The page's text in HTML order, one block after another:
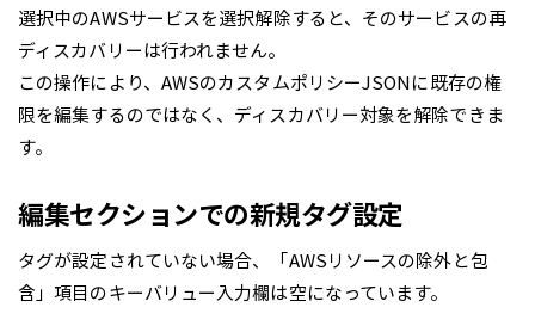
選択中のAWSサービスを選択解除すると、そのサービスの再
ディスカバリーは行われません。
この操作により、AWSのカスタムポリシーJSONに既存の権
限を編集するのではなく、ディスカバリー対象を解除できま
す。
編集セクションでの新規タグ設定
タグが設定されていない場合、「AWSリソースの除外と包
含」項目のキーバリュー入力欄は空になっています。